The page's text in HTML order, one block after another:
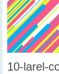
10-larel-